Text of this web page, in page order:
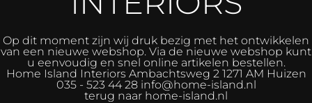
Op dit moment zijn wij druk bezig met het ontwikkelen
van een nieuwe webshop. Via de nieuwe webshop kunt
u eenvoudig en snel online artikelen bestellen.
Home Island Interiors Ambachtsweg 2 1271 AM Huizen
035 - 523 44 28 info@home-island.nl
terug naar home-island.nl